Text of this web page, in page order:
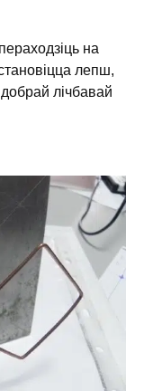
на
лепш,
лічбавай